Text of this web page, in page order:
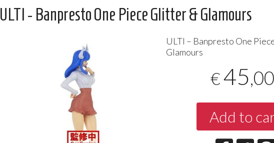
ULTI - Banpresto One Piece Glitter & Glamours
ULTI – Banpresto One
Glamours
€45,00
Add to
Jpop
€ 5,90